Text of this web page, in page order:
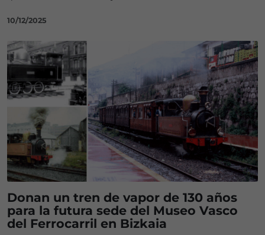
10/12/2025
Donan un tren de vapor de 130 años
para la futura sede del Museo Vasco
del Ferrocarril en Bizkaia